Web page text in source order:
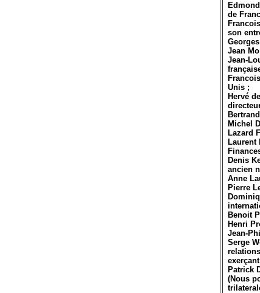
de
son
Jean
Jean-
Unis ;
Hervé
Michel
Lazard
Laurent
Denis
ancien
Anne
Pierre
Benoit
Henri
Jean-
Serge
Patrick
(Nous